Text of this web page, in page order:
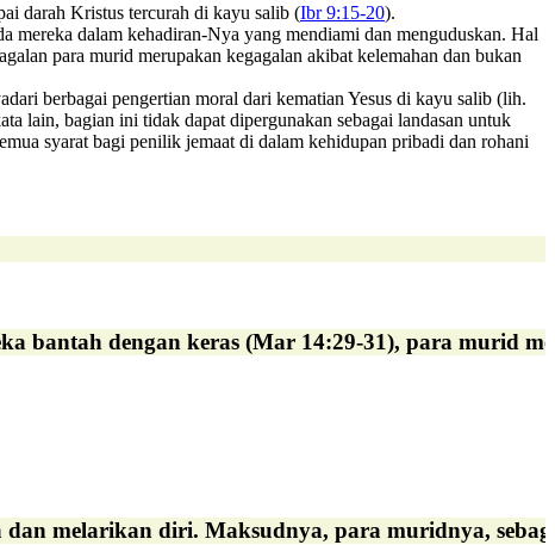
darah Kristus tercurah di kayu salib (Ibr 9:15-20).
dalam kehadiran-Nya yang mendiami dan menguduskan. Hal
para murid merupakan kegagalan akibat kelemahan dan bukan
berbagai pengertian moral dari kematian Yesus di kayu salib (lih.
lain, bagian ini tidak dapat dipergunakan sebagai landasan untuk
syarat bagi penilik jemaat di dalam kehidupan pribadi dan rohani
bantah dengan keras (Mar 14:29-31), para murid
dan melarikan diri. Maksudnya, para muridnya,